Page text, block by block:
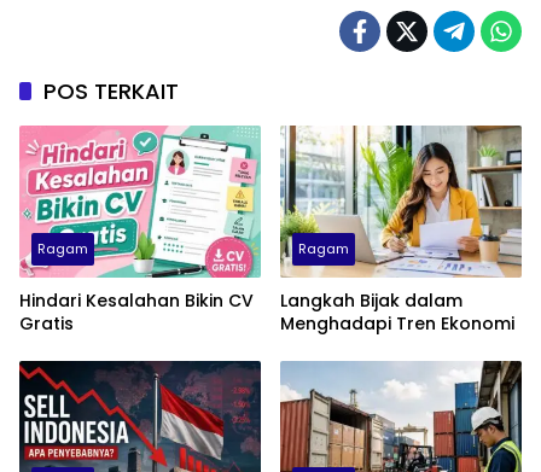
POS TERKAIT
Ragam
Hindari Kesalahan Bikin CV
Gratis
Ragam
Langkah Bijak dalam
Menghadapi Tren Ekonomi